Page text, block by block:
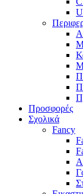
Προσφορές
Σχολικά
Fancy